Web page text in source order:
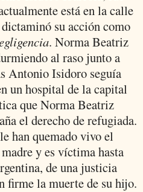
está en la calle
su acción como
. Norma Beatriz
al raso junto a
Antonio Isidoro seguía
un hospital de la capital
que Norma Beatriz
el derecho de refugiada.
han quemado vivo el
y es víctima hasta
de una justicia
firme la muerte de su hijo.